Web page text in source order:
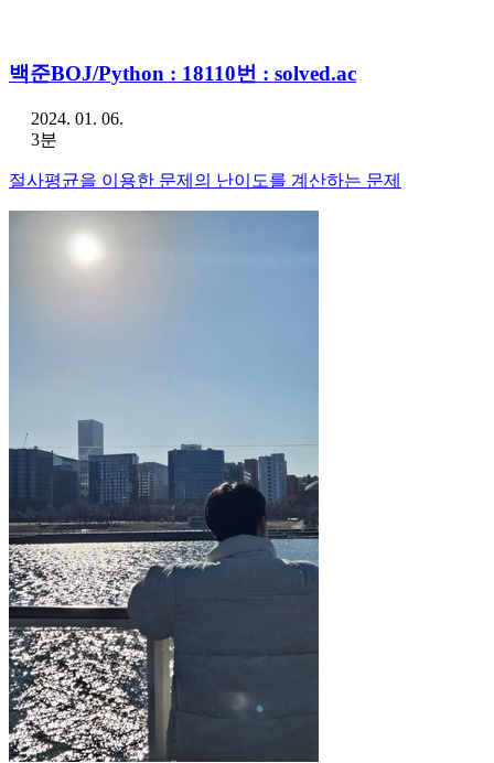
백준BOJ/Python : 18110번 : solved.ac
2024. 01. 06.
3분
절사평균을 이용한 문제의 난이도를 계산하는 문제